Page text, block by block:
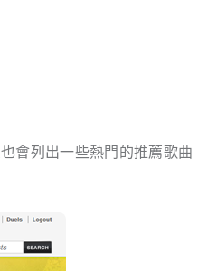
也會列出一些熱門的推薦歌曲